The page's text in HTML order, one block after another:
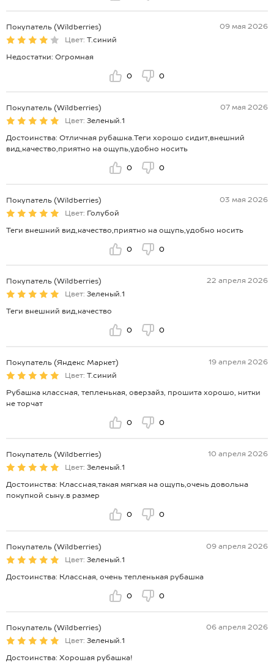
Покупатель (Wildberries)
09 мая 2026
Цвет: Т.синий
Недостатки: Огромная
0 0
Покупатель (Wildberries)
07 мая 2026
Цвет: Зеленый.1
Достоинства: Отличная рубашка.Теги хорошо сидит,внешний
вид,качество,приятно на ощупь,удобно носить
0 0
Покупатель (Wildberries)
03 мая 2026
Цвет: Голубой
Теги внешний вид,качество,приятно на ощупь,удобно носить
0 0
Покупатель (Wildberries)
22 апреля 2026
Цвет: Зеленый.1
Теги внешний вид,качество
0 0
Покупатель (Яндекс Маркет)
19 апреля 2026
Цвет: Т.синий
Рубашка классная, тепленькая, оверзайз, прошита хорошо, нитки
не торчат
0 0
Покупатель (Wildberries)
10 апреля 2026
Цвет: Зеленый.1
Достоинства: Классная,такая мягкая на ощупь,очень довольна
покупкой сыну.в размер
0 0
Покупатель (Wildberries)
09 апреля 2026
Цвет: Зеленый.1
Достоинства: Классная, очень тепленькая рубашка
0 0
Покупатель (Wildberries)
06 апреля 2026
Цвет: Зеленый.1
Достоинства: Хорошая рубашка!